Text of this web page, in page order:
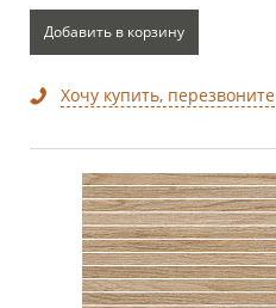
Добавить в корзину
Хочу купить, перезвоните